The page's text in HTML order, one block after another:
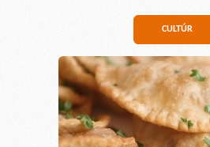
CULTÚR